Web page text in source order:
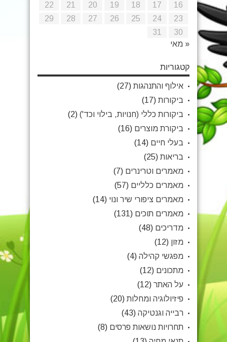
16
17
18
19
20
21
22
23
24
25
26
27
28
29
30
31
« מאי
קטגוריות
אילוף והתנהגות (27)
ביקורות (17)
ביקורות כללי (חנויות, בילוי וכד') (2)
ביקורת מוצרים (16)
בעלי חיים (14)
בריאות (25)
מאמרים וטרינרים (7)
מאמרים כלליים (57)
מאמרים ציפורי שיר ונוי (14)
מאמרים תוכים (131)
מדריכים (48)
מזון (12)
מפגשי קהילה (4)
מתכונים (12)
על האתר (12)
פיזיולוגיה ומחלות (20)
רבייה וגנטיקה (43)
תחרויות נושאות פרסים (8)